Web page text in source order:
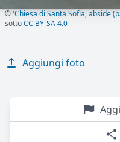
©'Chiesa di Santa Sofia, abside
sottoCC BY-SA 4.0
Aggiungi foto